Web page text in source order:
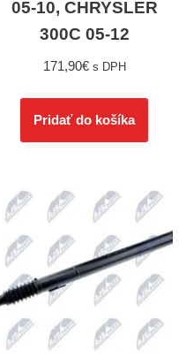
05-10, CHRYSLER
300C 05-12
171,90€ s DPH
Pridať do košíka